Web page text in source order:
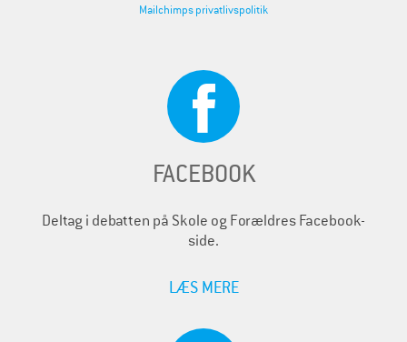
Mailchimps privatlivspolitik
FACEBOOK
Deltag i debatten på Skole og Forældres Facebook-
side.
LÆS MERE